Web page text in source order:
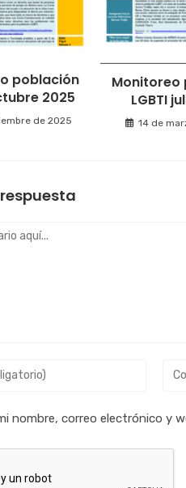
población
2025
de 2025
Monitoreo
LGBTI
14 de
nombre, correo electrónico y